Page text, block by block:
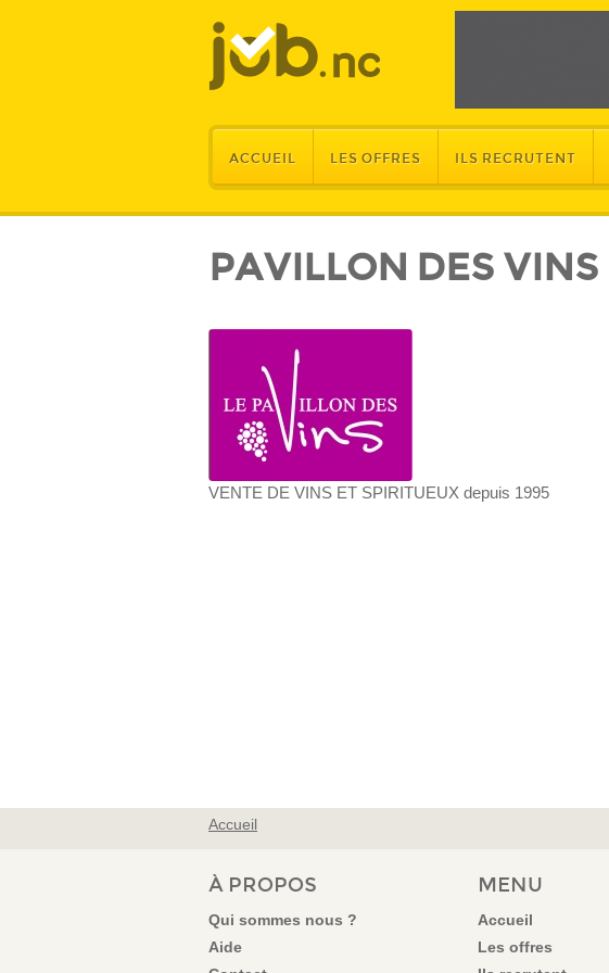
ACCUEIL LES OFFRES ILS RECRUTENT
PAVILLON DES VINS
VENTE DE VINS ET SPIRITUEUX depuis 1995
VOUS ÊTES ICI
Accueil
À PROPOS
Qui sommes nous ?
Aide
MENU
Accueil
Les offres